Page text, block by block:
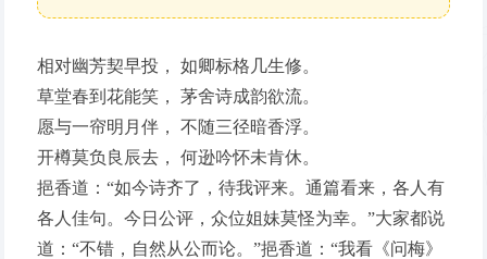
相对幽芳契早投， 如卿标格几生修。
草堂春到花能笑， 茅舍诗成韵欲流。
愿与一帘明月伴， 不随三径暗香浮。
开樽莫负良辰去， 何逊吟怀未肯休。
挹香道：“如今诗齐了，待我评来。通篇看来，各人有
各人佳句。今日公评，众位姐妹莫怪为幸。”大家都说
道：“不错，自然从公而论。”挹香道：“我看《问梅》